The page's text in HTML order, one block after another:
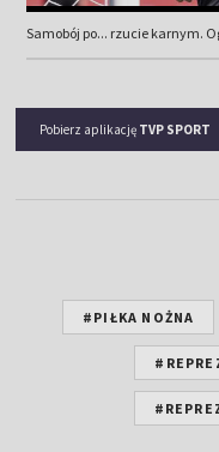
Samobój po... rzucie karnym.
Pobierz aplikację TVP SPORT
#PIŁKA NOŻNA